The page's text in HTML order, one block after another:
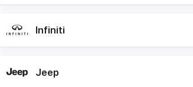
Infiniti
Jeep